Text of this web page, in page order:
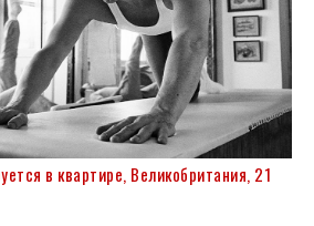
в квартире, Великобритания, 21